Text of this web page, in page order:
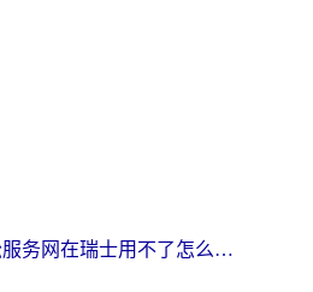
人民法院诉讼服务网在瑞士用不了怎么办？海外华人必备的回国加速指南